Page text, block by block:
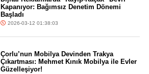
Kapanıyor: Bağımsız Denetim Dönemi
Başladı
2026-03-12 01:38:03
Çorlu’nun Mobilya Devinden Trakya
Çıkartması: Mehmet Kınık Mobilya ile Evler
Güzelleşiyor!